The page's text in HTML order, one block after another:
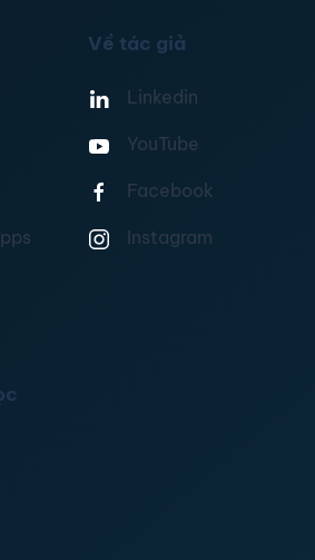
Về tác giả
Linkedin
YouTube
Facebook
Instagram